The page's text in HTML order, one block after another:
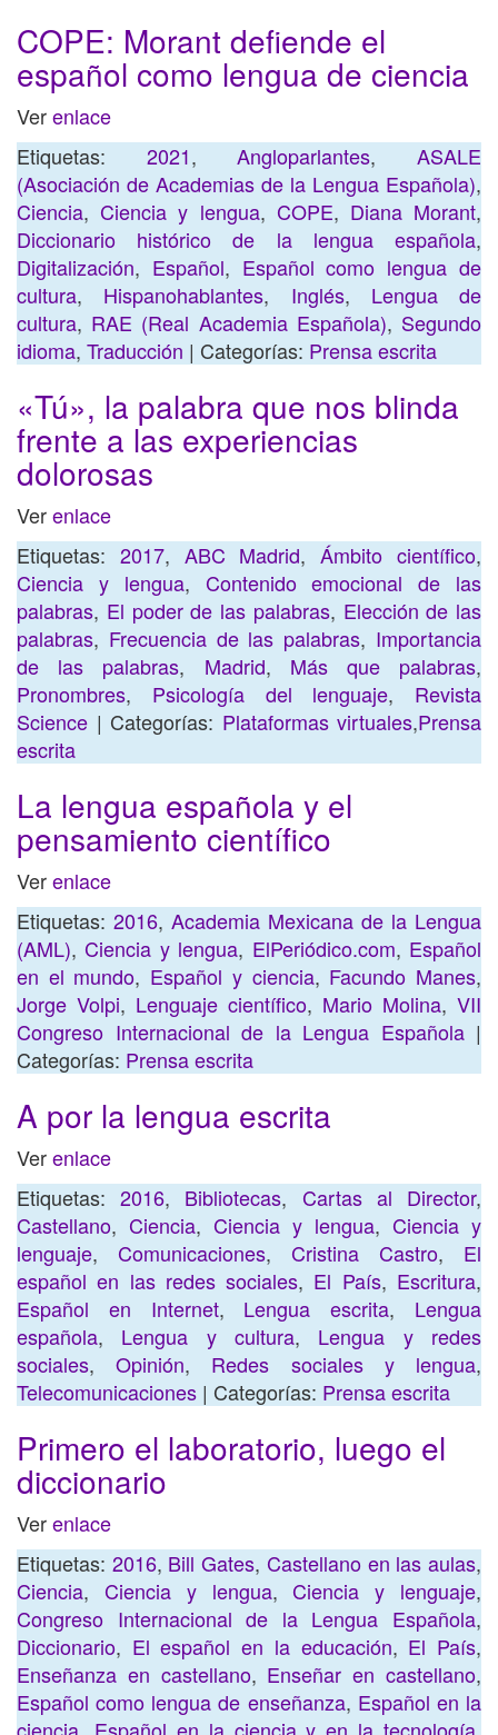
COPE: Morant defiende el
español como lengua de ciencia
Verenlace
Etiquetas: 2021,Angloparlantes,ASALE
(Asociación de Academias de la Lengua Española),
Ciencia,Ciencia y lengua, COPE, Diana Morant,
Diccionario histórico de la lengua española,
Digitalización, Español, Español como lengua de
cultura, Hispanohablantes, Inglés, Lengua de
cultura, RAE (Real Academia Española), Segundo
idioma, Traducción | Categorías: Prensa escrita
«Tú», la palabra que nos blinda
frente a las experiencias
dolorosas
Verenlace
Etiquetas: 2017, ABC Madrid,Ámbito científico,
Ciencia y lengua, Contenido emocional de las
palabras, El poder de las palabras, Elección de las
palabras, Frecuencia de las palabras, Importancia
de las palabras, Madrid, Más que palabras,
Pronombres, Psicología del lenguaje, Revista
Science | Categorías: Plataformas virtuales,Prensa
escrita
La lengua española y el
pensamiento científico
Verenlace
Etiquetas: 2016, Academia Mexicana de la Lengua
(AML),Ciencia y lengua, ElPeriódico.com, Español
en el mundo, Español y ciencia, Facundo Manes,
Jorge Volpi, Lenguaje científico, Mario Molina, VII
Congreso Internacional de la Lengua Española|
Categorías: Prensa escrita
A por la lengua escrita
Verenlace
Etiquetas:2016, Bibliotecas, Cartas al Director,
Castellano, Ciencia, Ciencia y lengua, Ciencia y
lenguaje, Comunicaciones, Cristina Castro, El
español en las redes sociales, El País, Escritura,
Español en Internet, Lengua escrita, Lengua
española, Lengua y cultura, Lengua y redes
sociales,Opinión, Redes sociales y lengua,
Telecomunicaciones | Categorías: Prensa escrita
Primero el laboratorio, luego el
diccionario
Verenlace
Etiquetas: 2016, Bill Gates, Castellano en las aulas,
Ciencia, Ciencia y lengua,Ciencia y lenguaje,
Congreso Internacional de la Lengua Española,
Diccionario, El español en la educación, El País,
Enseñanza en castellano, Enseñar en castellano,
Español como lengua de enseñanza, Español en la